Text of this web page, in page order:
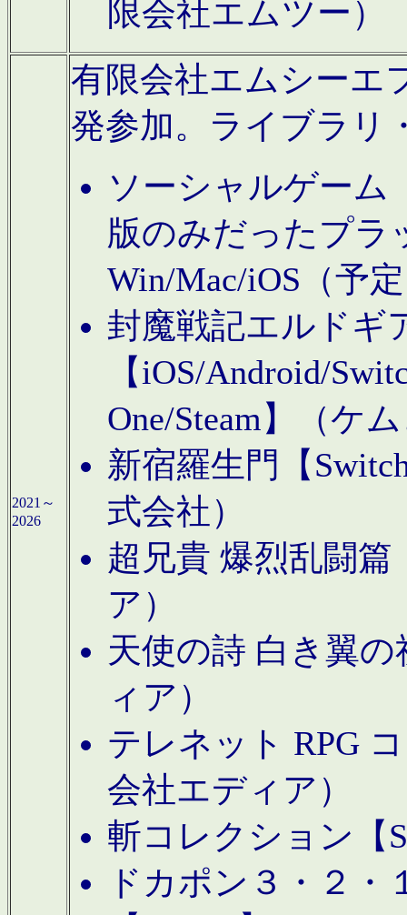
限会社エムツー）
2021～
2026
有限会社エムシーエ
発参加。ライブラリ
ソーシャルゲーム
版のみだったプラ
Win/Mac/iOS（予
封魔戦記エルドギ
【iOS/Android/
One/Steam】（ケ
新宿羅生門【
式会社）
超兄貴 爆烈乱闘篇
ア）
天使の詩 白き翼
ィア）
テレネット RPG
会社エディア）
斬コレクション【
ドカポン３・２